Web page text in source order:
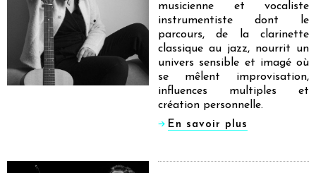
musicienne et vocaliste
instrumentiste dont le
parcours, de la clarinette
classique au jazz, nourrit un
univers sensible et imagé où
se mêlent improvisation,
influences multiples et
création personnelle.
En savoir plus